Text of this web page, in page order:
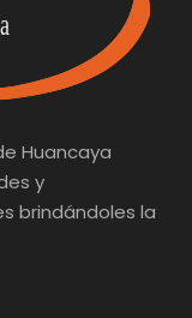
Huancaya
y
brindándoles la